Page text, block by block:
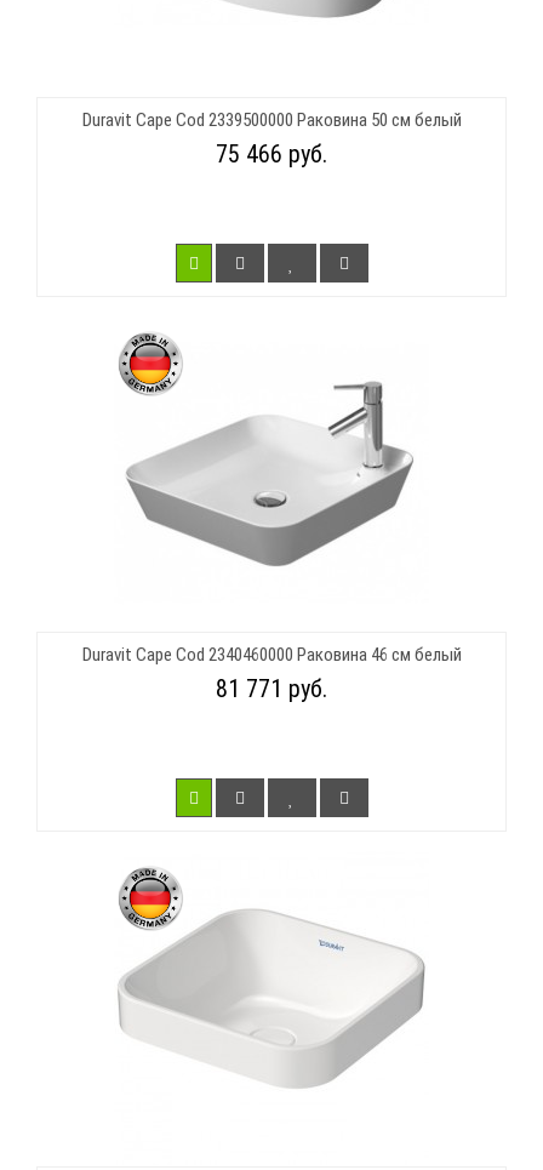
Duravit Cape Cod 2339500000 Раковина 50 см белый
75 466 руб.
Duravit Cape Cod 2340460000 Раковина 46 см белый
81 771 руб.